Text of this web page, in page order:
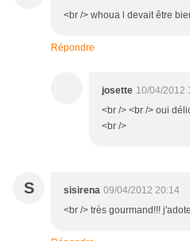
<br /> whoua l devait être
Répondre
josette 10/04/2012
<br /> <br /> oui
<br />
S sisirena 09/04/2012 20:14
<br /> très gourmand!!!